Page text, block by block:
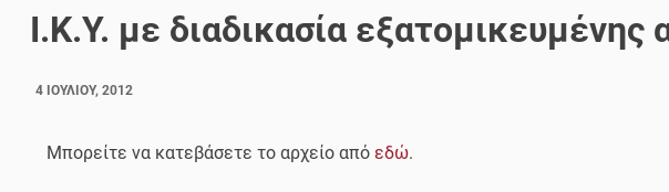
Ι.Κ.Υ. με διαδικασία εξατομικευμένης
4 ΙΟΥΛΊΟΥ, 2012
Μπορείτε να κατεβάσετε το αρχείο από εδώ.